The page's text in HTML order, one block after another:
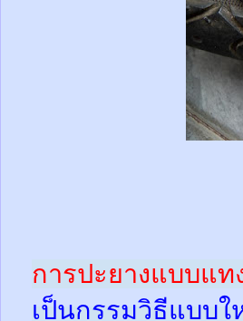
การปะยางแบบแท
เป็นกรรมวิธีแบบ